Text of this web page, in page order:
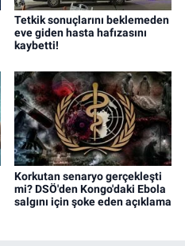
Tetkik sonuçlarını beklemeden
eve giden hasta hafızasını
kaybetti!
Korkutan senaryo gerçekleşti
mi? DSÖ'den Kongo'daki Ebola
salgını için şoke eden açıklama